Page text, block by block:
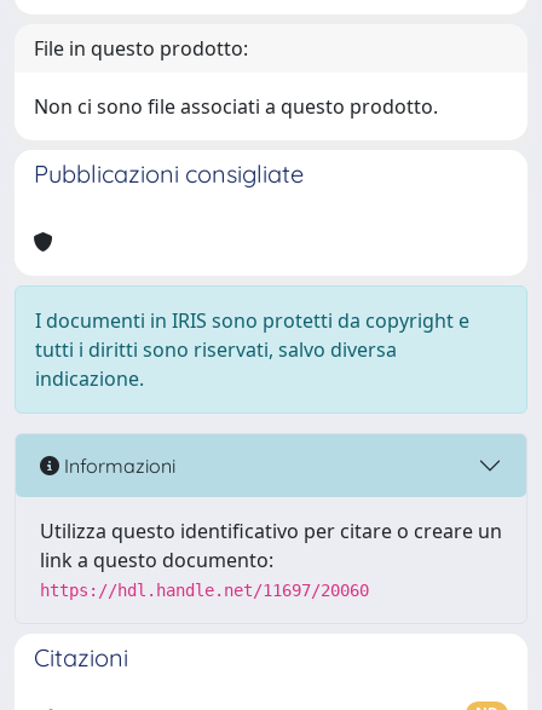
File in questo prodotto:
Non ci sono file associati a questo prodotto.
Pubblicazioni consigliate
I documenti in IRIS sono protetti da copyright e
tutti i diritti sono riservati, salvo diversa
indicazione.
Informazioni
Utilizza questo identificativo per citare o creare un
link a questo documento:
https://hdl.handle.net/11697/20060
Citazioni